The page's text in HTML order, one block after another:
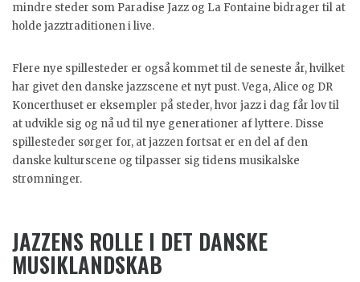
mindre steder som Paradise Jazz og La Fontaine bidrager til at
holde jazztraditionen i live.
Flere nye spillesteder er også kommet til de seneste år, hvilket
har givet den danske jazzscene et nyt pust. Vega, Alice og DR
Koncerthuset er eksempler på steder, hvor jazz i dag får lov til
at udvikle sig og nå ud til nye generationer af lyttere. Disse
spillesteder sørger for, at jazzen fortsat er en del af den
danske kulturscene og tilpasser sig tidens musikalske
strømninger.
JAZZENS ROLLE I DET DANSKE
MUSIKLANDSKAB